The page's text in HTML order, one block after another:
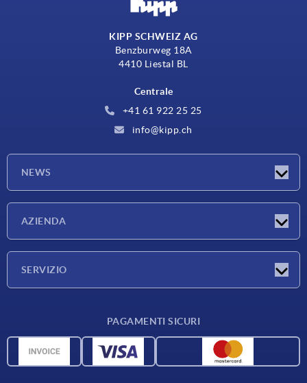
KIPP SCHWEIZ AG
Benzburweg 18A
4410 Liestal BL
Centrale
+41 61 922 25 25
info@kipp.ch
NEWS
AZIENDA
SERVIZIO
Dati CAD
PAGAMENTI SICURI